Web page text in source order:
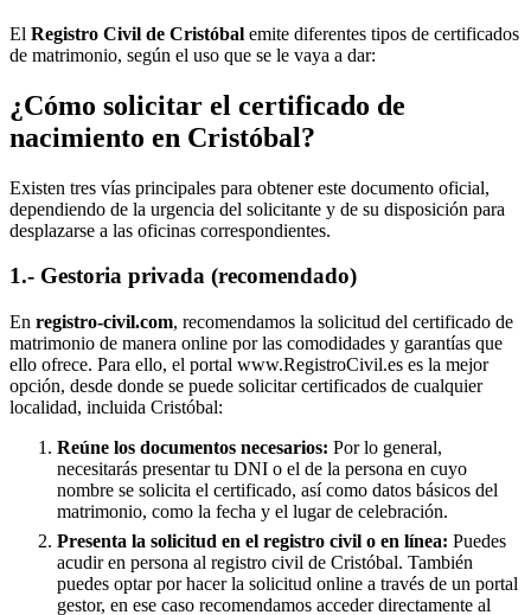
El Registro Civil de Cristóbal emite diferentes tipos de certificados
de matrimonio, según el uso que se le vaya a dar:
¿Cómo solicitar el certificado de
nacimiento en Cristóbal?
Existen tres vías principales para obtener este documento oficial,
dependiendo de la urgencia del solicitante y de su disposición para
desplazarse a las oficinas correspondientes.
1.- Gestoria privada (recomendado)
En registro-civil.com, recomendamos la solicitud del certificado de
matrimonio de manera online por las comodidades y garantías que
ello ofrece. Para ello, el portal www.RegistroCivil.es es la mejor
opción, desde donde se puede solicitar certificados de cualquier
localidad, incluida Cristóbal:
Reúne los documentos necesarios: Por lo general,
necesitarás presentar tu DNI o el de la persona en cuyo
nombre se solicita el certificado, así como datos básicos del
matrimonio, como la fecha y el lugar de celebración.
Presenta la solicitud en el registro civil o en línea: Puedes
acudir en persona al registro civil de Cristóbal. También
puedes optar por hacer la solicitud online a través de un portal
gestor, en ese caso recomendamos acceder directamente al